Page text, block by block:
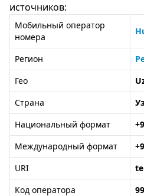
источников:
Мобильный оператор
номера
Регион
Гео
Страна
Национальный формат
Международный формат
URI
Код оператора